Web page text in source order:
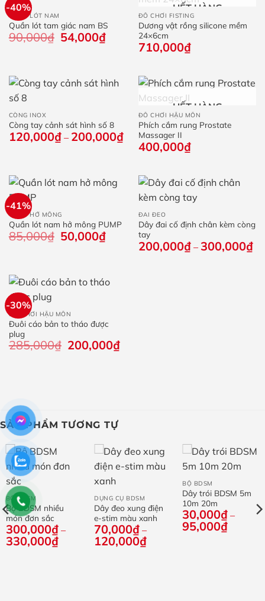
-40%
QUẦN LÓT NAM
Quần lót tam giác nam BS
90,000₫ Giá
gốc
54,000₫Giá
hiện
54,000₫.
HẾT HÀNG
ĐỒ CHƠI FISTING
Dương vật rồng silicone mềm
24×6cm
710,000₫
CÒNG INOX
Còng tay cảnh sát hình số 8
120,000₫ – 200,000₫Khoảng
giá:
đến
200,000₫
HẾT HÀNG
ĐỒ CHƠI HẬU MÔN
Phích cắm rung Prostate
Massager II
400,000₫
-41%
QUẦN HỞ MÔNG
Quần lót nam hở mông PUMP
85,000₫ Giá
gốc
50,000₫Giá
hiện
ĐAI ĐEO
Dây đai cố định chân kèm còng
tay
200,000₫ – 300,000₫
-30%
ĐỒ CHƠI HẬU MÔN
Đuôi cáo bản to tháo được
plug
285,000₫ Giá
gốc
200,000₫Giá
hiện
SẢN PHẨM TƯƠNG TỰ
BỘ BDSM
Bộ BDSM nhiều
món đơn sắc
300,000₫ –
330,000₫Khoảng
giá:
DỤNG CỤ BDSM
Dây đeo xung điện
e-stim màu xanh
70,000₫ –
120,000₫Khoảng
BỘ BDSM
Dây trói BDSM 5m
10m 20m
30,000₫ –
95,000₫Khoảng